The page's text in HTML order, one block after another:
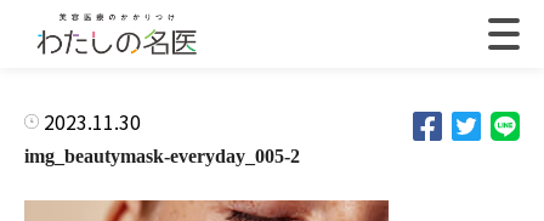
2023.11.30
img_beautymask-everyday_005-2